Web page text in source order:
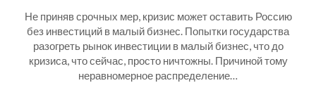
Не приняв срочных мер, кризис может оставить Россию
без инвестиций в малый бизнес. Попытки государства
разогреть рынок инвестиции в малый бизнес, что до
кризиса, что сейчас, просто ничтожны. Причиной тому
неравномерное распределение…